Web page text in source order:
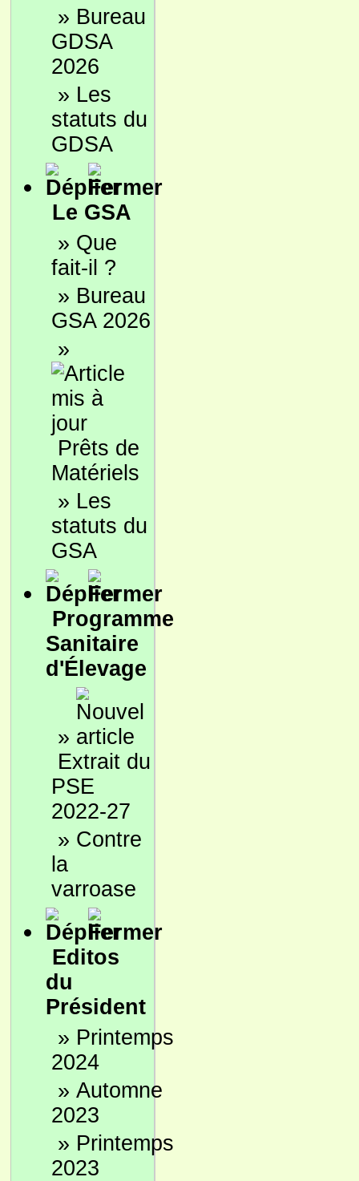
» Bureau
GDSA
2026
» Les
statuts du
GDSA
Le GSA
» Que
fait-il ?
» Bureau
GSA 2026
»
Prêts de
Matériels
» Les
statuts du
GSA
Programme
Sanitaire
d'Élevage
»
Extrait du
PSE
2022-27
» Contre
la
varroase
Editos
du
Président
» Printemps
2024
» Automne
2023
» Printemps
2023